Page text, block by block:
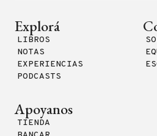
Explorá
LIBROS
NOTAS
EXPERIENCIAS
PODCASTS
Apoyanos
TIENDA